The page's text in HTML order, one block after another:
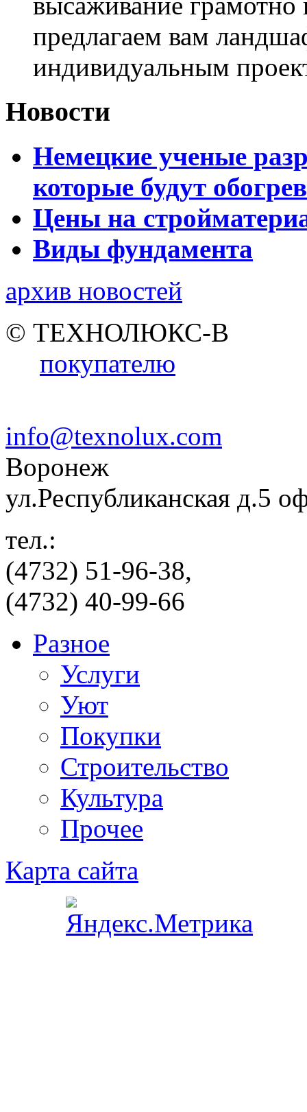
предлагаем вам
индивидуальным
Новости
Немецкие ученые
которые будут
Цены на
Виды фундамента
архив новостей
© ТЕХНОЛЮКС-В
покупателю
info@texnolux.com
Воронеж
ул.Республиканская д.5
тел.:
(4732) 51-96-38,
(4732) 40-99-66
Разное
Услуги
Уют
Покупки
Строительство
Культура
Прочее
Карта сайта